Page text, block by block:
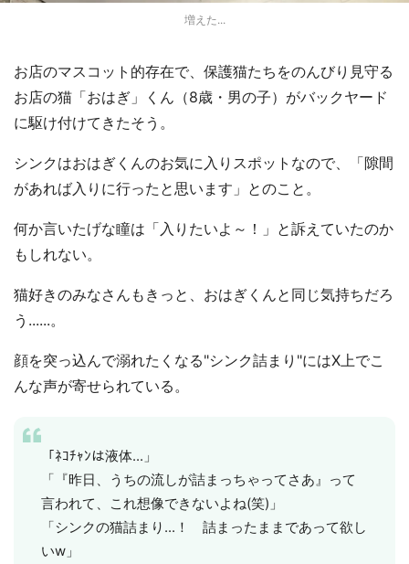
増えた...
お店のマスコット的存在で、保護猫たちをのんびり見守る
お店の猫「おはぎ」くん（8歳・男の子）がバックヤード
に駆け付けてきたそう。
シンクはおはぎくんのお気に入りスポットなので、「隙間
があれば入りに行ったと思います」とのこと。
何か言いたげな瞳は「入りたいよ～！」と訴えていたのか
もしれない。
猫好きのみなさんもきっと、おはぎくんと同じ気持ちだろ
う......。
顔を突っ込んで溺れたくなる"シンク詰まり"にはX上でこ
んな声が寄せられている。
「ﾈｺﾁｬﾝは液体...」
「『昨日、うちの流しが詰まっちゃってさあ』って
言われて、これ想像できないよね(笑)」
「シンクの猫詰まり...！ 詰まったままであって欲し
いw」